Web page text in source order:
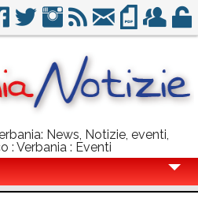
News, Notizie, eventi,
: Verbania : Eventi